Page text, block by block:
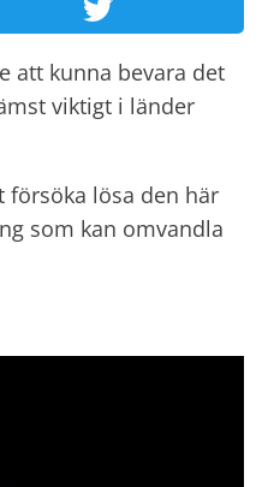
att kunna bevara det
viktigt i länder
lösa den här
som kan omvandla